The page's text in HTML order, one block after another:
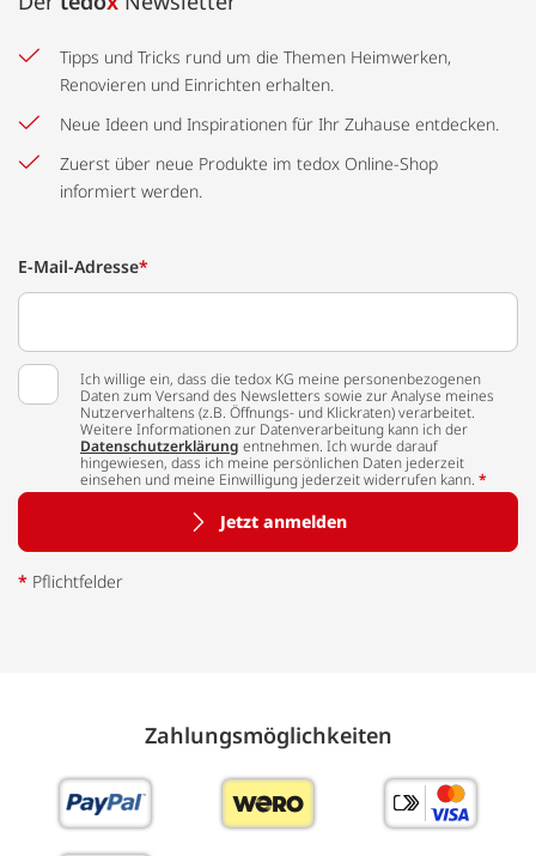
Tipps und Tricks rund um die Themen Heimwerken,
Renovieren und Einrichten erhalten.
Neue Ideen und Inspirationen für Ihr Zuhause entdecken.
Zuerst über neue Produkte im tedox Online-Shop
informiert werden.
E-Mail-Adresse*
Ich willige ein, dass die tedox KG meine personenbezogenen
Daten zum Versand des Newsletters sowie zur Analyse meines
Nutzerverhaltens (z.B. Öffnungs- und Klickraten) verarbeitet.
Weitere Informationen zur Datenverarbeitung kann ich der
Datenschutzerklärung entnehmen. Ich wurde darauf
hingewiesen, dass ich meine persönlichen Daten jederzeit
einsehen und meine Einwilligung jederzeit widerrufen kann. *
Jetzt anmelden
* Pflichtfelder
Zahlungs­möglich­keiten